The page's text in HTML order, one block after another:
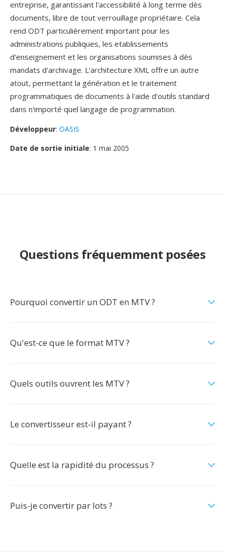
entreprise, garantissant l'accessibilité à long terme dès
documents, libre de tout verrouillage propriétaire. Cela
rend ODT particulièrement important pour les
administrations publiques, les etablissements
d'enseignement et les organisations soumises à dès
mandats d'archivage. L'architecture XML offre un autre
atout, permettant la génération et le traitement
programmatiques de documents à l'aide d'outils standard
dans n'importé quel langage de programmation.
Développeur: OASIS
Date de sortie initiale: 1 mai 2005
Questions fréquemment posées
Pourquoi convertir un ODT en MTV ?
Qu'est-ce que le format MTV ?
Quels outils ouvrent les MTV ?
Le convertisseur est-il payant ?
Quelle est la rapidité du processus ?
Puis-je convertir par lots ?